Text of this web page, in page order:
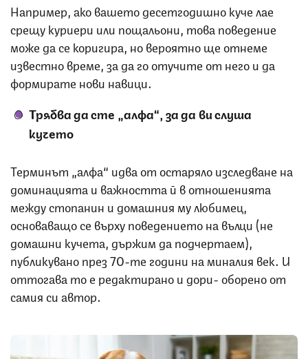
Например, ако вашето десетгодишно куче лае
срещу куриери или пощальони, това поведение
може да се коригира, но вероятно ще отнеме
известно време, за да го отучите от него и да
формирате нови навици.
Трябва да сте „алфа“, за да ви слуша
кучето
Терминът „алфа“ идва от остаряло изследване на
доминацията и важността й в отношенията
между стопанин и домашния му любимец,
основаващо се върху поведението на вълци (не
домашни кучета, държим да подчертаем),
публикувано през 70-те години на миналия век. И
оттогава то е редактирано и дори- оборено от
самия си автор.